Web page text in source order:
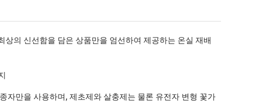
의 신선함을 담은 상품만을 엄선하여 제공하는 온실 재배
자만을 사용하며, 제초제와 살충제는 물론 유전자 변형 꽃가